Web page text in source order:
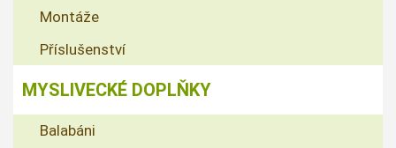
Montáže
Příslušenství
MYSLIVECKÉ DOPLŇKY
Balabáni